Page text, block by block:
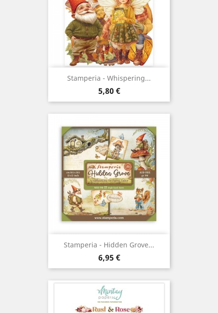
Stamperia - Whispering...
Prix
5,80 €
Stamperia - Hidden Grove...
Prix
6,95 €